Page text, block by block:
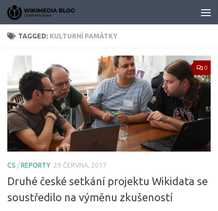
Skip to content
TAGGED: KULTURNÍ PAMÁTKY
0
CS /REPORTY 29 ČERVNA, 2017
Druhé české setkání projektu Wikidata se
soustředilo na výměnu zkušeností